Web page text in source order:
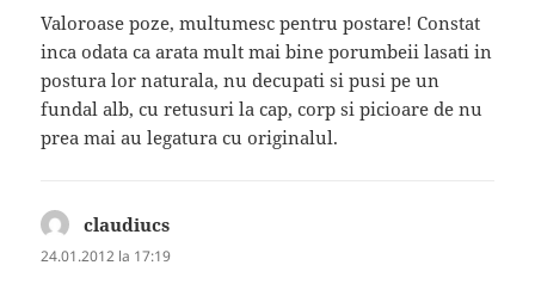
Valoroase poze, multumesc pentru postare! Constat
inca odata ca arata mult mai bine porumbeii lasati in
postura lor naturala, nu decupati si pusi pe un
fundal alb, cu retusuri la cap, corp si picioare de nu
prea mai au legatura cu originalul.
claudiucs
24.01.2012 la 17:19